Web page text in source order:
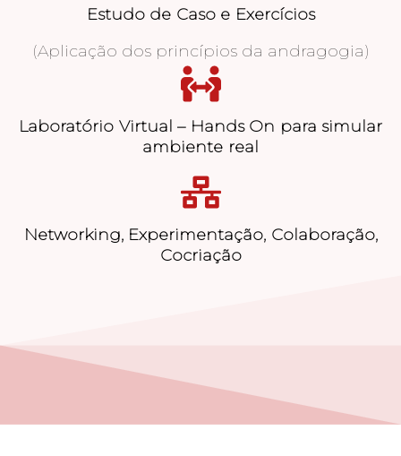
Estudo de Caso e Exercícios
(Aplicação dos princípios da andragogia)
Laboratório Virtual – Hands On para simular
ambiente real
Networking, Experimentação, Colaboração,
Cocriação